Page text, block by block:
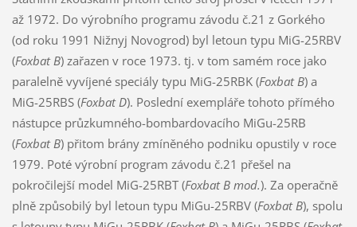
až 1972. Do výrobního programu závodu č.21 z Gorkého
(od roku 1991 Nižnyj Novogrod) byl letoun typu MiG-25RBV
(Foxbat B) zařazen v roce 1973. tj. v tom samém roce jako
paralelně vyvíjené speciály typu MiG-25RBK (Foxbat B) a
MiG-25RBS (Foxbat D). Poslední exempláře tohoto přímého
nástupce průzkumného-bombardovacího MiGu-25RB
(Foxbat B) přitom brány zmíněného podniku opustily v roce
1979. Poté výrobní program závodu č.21 přešel na
pokročilejší model MiG-25RBT (Foxbat B mod.). Za operačně
plně způsobilý byl letoun typu MiGu-25RBV (Foxbat B), spolu